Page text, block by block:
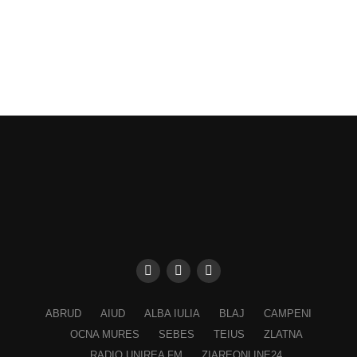
Ultimele știri din Cugir
„Roș-albaștrii”, o nouă victorie în meciurile de
ABRUD AIUD ALBA IULIA BLAJ
CAMPENI
OCNA MURES
SEBES TEIUS
ZLATNA